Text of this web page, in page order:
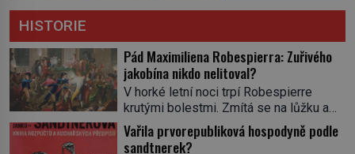
HISTORIE
Pád Maximiliena Robespierra: Zuřivého
jakobína nikdo nelitoval?
V horké letní noci trpí Robespierre
krutými bolestmi. Zmítá se na lůžku a
hlavou mu víří kolotoč myšlenek. Když
se probere z mdlob, vzpomene si na
Vařila prvorepubliková hospodyně podle
sandtnerek?